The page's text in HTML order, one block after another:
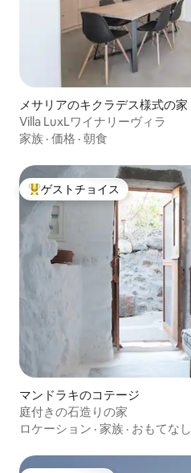
メサリアのキクラデス様式の家
Villa LuxLワイナリーヴィラ
家族 · 価格 · 朝食
大好評のゲストチョイスです。
ゲストチョイス
マンドラキのコテージ
庭付きの石造りの家
ロケーション · 家族 · おもてなし